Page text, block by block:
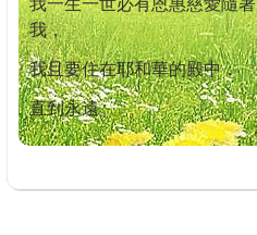
我一生一世必有恩惠慈愛隨著
我，
我且要住在耶和華的殿中，
直到永遠。